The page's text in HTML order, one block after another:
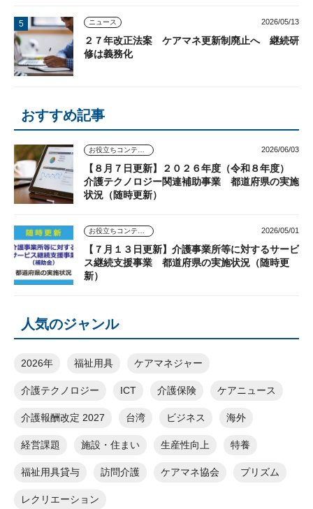
ニュース 2026/05/13
２７年改正法案 ケアマネ更新制廃止へ 継続研
修は義務化
おすすめ記事
お役立ちコンテンツ 2026/06/03
【８月７日更新】２０２６年度（令和８年度）
介護テクノロジー関連補助事業 都道府県の実施
状況（随時更新）
お役立ちコンテンツ 2026/05/01
【７月１３日更新】介護事業所等に対するサービ
ス継続支援事業 都道府県の実施状況（随時更
新）
人気のジャンル
2026年 福祉用具 ケアマネジャー
介護テクノロジー ICT 介護保険 ケアニュース
介護報酬改定 2027 台湾 ビジネス 海外
経営課題 施設・住まい 生産性向上 特養
福祉用具貸与 訪問介護 ケアマネ協会 プリズム
レクリエーション